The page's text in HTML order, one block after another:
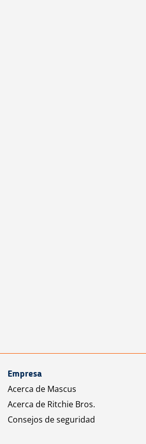
Empresa
Acerca de Mascus
Acerca de Ritchie Bros.
Consejos de seguridad